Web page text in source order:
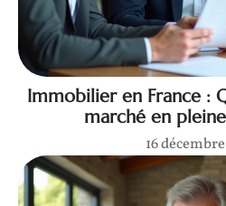
Immobilier en France :
marché en
16